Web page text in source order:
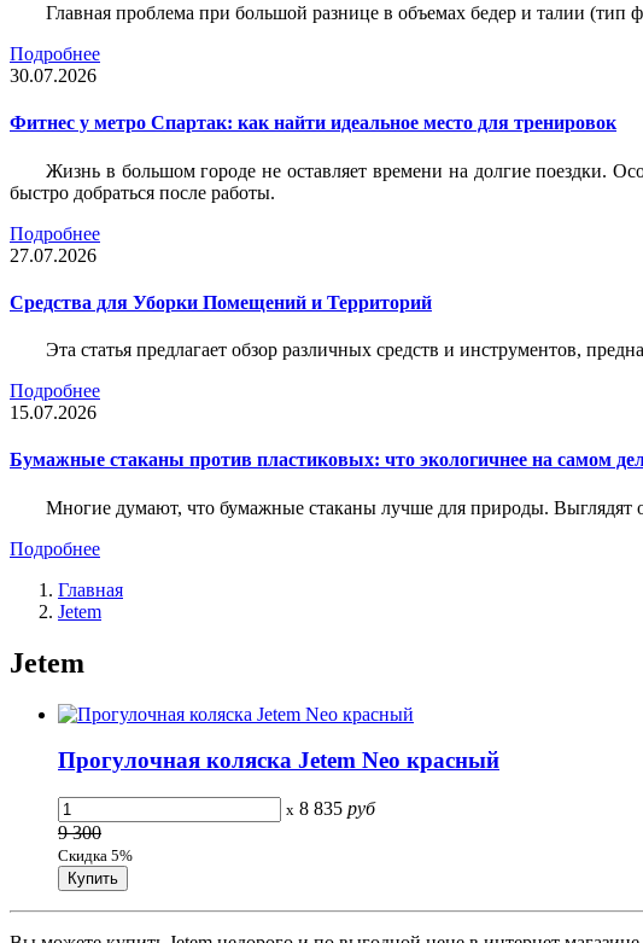
Главная проблема при большой разнице в объемах бедер и талии
Подробнее
30.07.2026
Фитнес у метро Спартак: как найти идеальное место для тренировок
Жизнь в большом городе не оставляет времени на долгие поездки.
быстро добраться после работы.
Подробнее
27.07.2026
Средства для Уборки Помещений и Территорий
Эта статья предлагает обзор различных средств и инструментов,
Подробнее
15.07.2026
Бумажные стаканы против пластиковых: что экологичнее на самом
Многие думают, что бумажные стаканы лучше для природы. Выглядят
Подробнее
Главная
Jetem
Jetem
Прогулочная коляска Jetem Neo красный
x 8 835 руб
9 300
Скидка 5%